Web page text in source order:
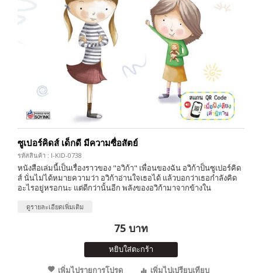
ซูเปอร์คิดส์ เด็กดี มีความซื่อสัตย์
รหัสสินค้า : I-KID-0738
หนังสือเล่มนี้เป็นเรื่องราวของ "อวิก้า" เพื่อนของฉัน อวิก้าป็นซูเปอร์คิด
ส์ นั่นไม่ได้หมายความว่า อวิก้าอ่านใจเธอได้ แล้วบอกว่าเธอกำลังคิด
อะไรอยู่หรอกนะ แต่ดีกว่านั้นอีก พลังของอวิก้ามาจากข้างใน
ดูรายละเอียดเพิ่มเติม
75 บาท
หยิบใส่ตะกร้า
เพิ่มไปรายการโปรด
เพิ่มไปเปรียบเทียบ